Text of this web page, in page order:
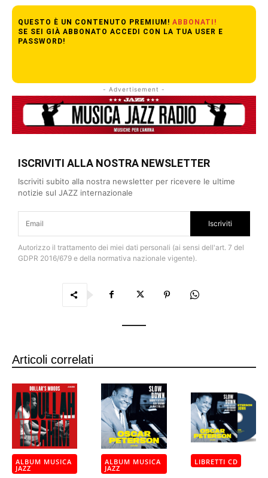
QUESTO È UN CONTENUTO PREMIUM! ABBONATI!
SE SEI GIÀ ABBONATO ACCEDI CON LA TUA USER E
PASSWORD!
- Advertisement -
ISCRIVITI ALLA NOSTRA NEWSLETTER
Iscriviti subito alla nostra newsletter per ricevere le ultime
notizie sul JAZZ internazionale
Iscriviti
Autorizzo il trattamento dei miei dati personali (ai sensi dell'art. 7 del
GDPR 2016/679 e della normativa nazionale vigente).
Articoli correlati
ALBUM MUSICA
JAZZ
ALBUM MUSICA
JAZZ
LIBRETTI CD